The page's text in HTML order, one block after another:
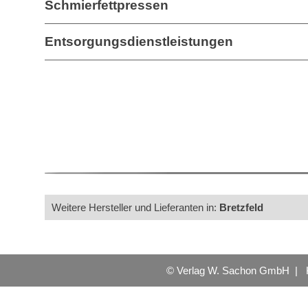
Schmierfettpressen
Entsorgungsdienstleistungen
Weitere Hersteller und Lieferanten in: Bretzfeld
© Verlag W. Sachon GmbH |